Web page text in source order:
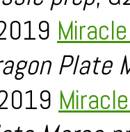
Plate